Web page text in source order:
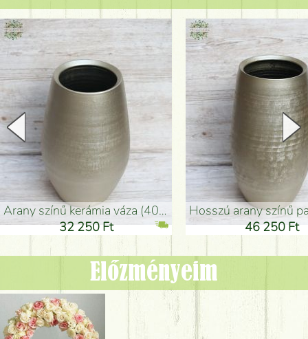
arany színű kerámia váza (40x26cm)
32 250 Ft
hosszú arany színű
46 250 Ft
Előzményeim